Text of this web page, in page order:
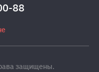
88
защищены.